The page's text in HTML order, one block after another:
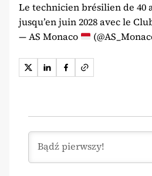
Le technicien brésilien de 40
jusqu’en juin 2028 avec le
— AS Monaco